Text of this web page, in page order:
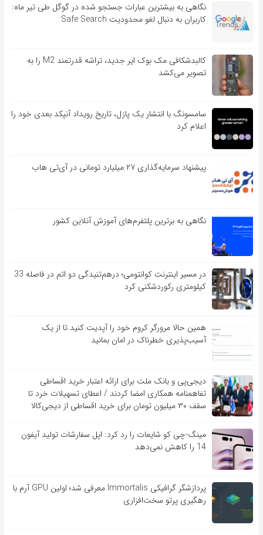
نگاهی به بیشترین عبارات جستجو شده در گوگل طی تیر ماه:
کاربران به دنبال لغو محدودیت Safe Search
کالبدشکافی مک بوک ایر جدید، تراشه قدرتمند M2 را به
تصویر می‌کشد
سامسونگ با انتشار یک پازل، تاریخ رویداد آنپکد بعدی خود را
اعلام کرد
پیشنهاد سرمایه‌گذاری ۲۷ میلیارد تومانی در آی‌تی هاب
نگاهی به برترین پلتفرم‌های آموزش آنلاین کشور
در مسیر اینترنت کوانتومی؛ درهم‌تنیدگی دو اتم در فاصله 33
کیلومتری رکوردشکنی کرد
همین حالا مرورگر کروم خود را آپدیت کنید تا از یک
آسیب‌‌‌‌پذیری خطرناک در امان بمانید
دیجی‌پی و بانک ملت برای ارائه اعتبار خرید اقساطی
تفاهم‎نامه همکاری امضا کردند / اعطای تسهیلات خرد تا
سقف ۳۰ میلیون تومان برای خرید اقساطی از دیجی‌کالا
مینگ-چی کو شایعات را رد کرد: اپل سفارشات تولید آیفون
14 را کاهش نمی‌دهد
پردازشگر گرافیکی Immortalis معرفی شد؛ اولین GPU آرم با
رهگیری پرتو سخت‌افزاری